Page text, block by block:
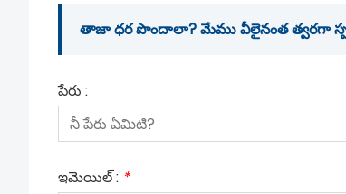
తాజా ధర పొందాలా? మేము వీలైనంత త్వరగా
పేరు :
ఇమెయిల్ : *